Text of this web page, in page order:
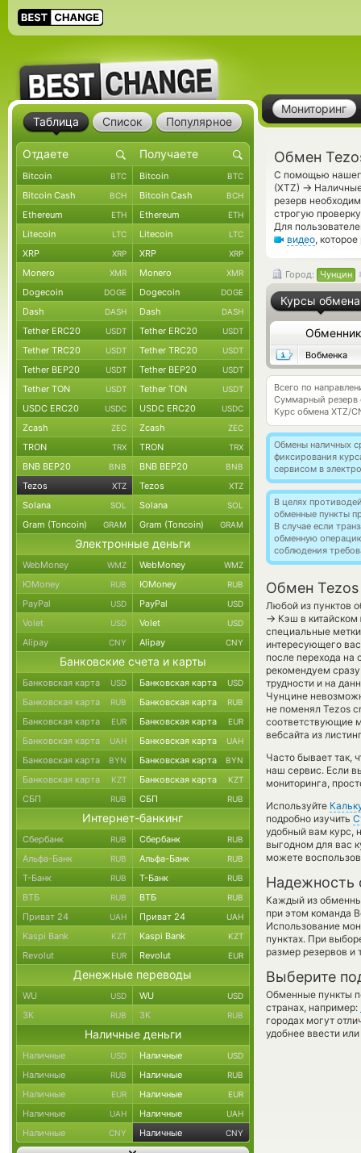
Мониторинг
Обмен
С помощью
(XTZ) →
резерв
строгую
Для
видео,
Город: Чунцин
Курсы обмена
Обменник
Вобменка
Всего по
Суммарный резерв
Курс обмена XTZ/
Обмены наличных
фиксирования
сервисом в
В целях
обменные пункты
В случае если
обменную
соблюдения
Обмен Tezos
Любой из пунктов
→ Кэш в
специальные
интересующего
после перехода на
рекомендуем
трудности и на
Чунцине
не поменял Tezos
соответствующие
вебсайта из
Часто бывает так,
наш сервис. Если
мониторинга,
Используйте
подробно изучить
удобный вам курс,
выгодном для вас
можете
Надежность
Каждый из
при этом команда
Использование
пунктах. При
размер резервов и
Выберите
Обменные пункты
странах, например:
городах могут
удобнее ввести
Таблица Список Популярное
Bitcoin BTC Bitcoin BTC
Bitcoin Cash BCH Bitcoin Cash BCH
Ethereum ETH Ethereum ETH
Litecoin LTC Litecoin LTC
XRP XRP XRP XRP
Monero XMR Monero XMR
Dogecoin DOGE Dogecoin DOGE
Dash DASH Dash DASH
Tether ERC20 USDT Tether ERC20 USDT
Tether TRC20 USDT Tether TRC20 USDT
Tether BEP20 USDT Tether BEP20 USDT
Tether TON USDT Tether TON USDT
USDC ERC20 USDC USDC ERC20 USDC
Zcash ZEC Zcash ZEC
TRON TRX TRON TRX
BNB BEP20 BNB BNB BEP20 BNB
Tezos XTZ Tezos XTZ
Solana SOL Solana SOL
Gram (Toncoin) GRAM Gram (Toncoin) GRAM
Электронные деньги
WebMoney WMZ WebMoney WMZ
ЮMoney RUB ЮMoney RUB
PayPal USD PayPal USD
Volet USD Volet USD
Alipay CNY Alipay CNY
Банковские счета и карты
Банковская карта USD Банковская карта USD
Банковская карта RUB Банковская карта RUB
Банковская карта EUR Банковская карта EUR
Банковская карта UAH Банковская карта UAH
Банковская карта BYN Банковская карта BYN
Банковская карта KZT Банковская карта KZT
СБП RUB СБП RUB
Интернет-банкинг
Сбербанк RUB Сбербанк RUB
Альфа-Банк RUB Альфа-Банк RUB
Т-Банк RUB Т-Банк RUB
ВТБ RUB ВТБ RUB
Приват 24 UAH Приват 24 UAH
Kaspi Bank KZT Kaspi Bank KZT
Revolut EUR Revolut EUR
Денежные переводы
WU USD WU USD
ЗК RUB ЗК RUB
Наличные деньги
Наличные USD Наличные USD
Наличные RUB Наличные RUB
Наличные EUR Наличные EUR
Наличные UAH Наличные UAH
Наличные CNY Наличные CNY